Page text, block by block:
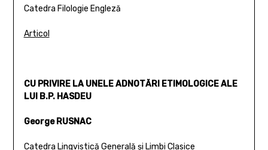
Catedra Filologie Engleză
Articol
CU PRIVIRE LA UNELE ADNOTĂRI ETIMOLOGICE ALE
LUI B.P. HASDEU
George RUSNAC
Catedra Lingvistică Generală şi Limbi Clasice